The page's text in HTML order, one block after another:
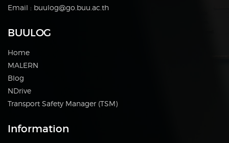
Email : buulog@go.buu.ac.th
BUULOG
Home
MALERN
Blog
NDrive
Transport Safety Manager (TSM)
Information